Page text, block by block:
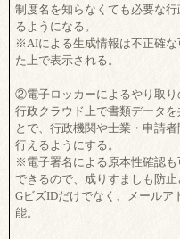
制度名を知らなくても必要な
るようになる。
※AIによる生成情報は不正確
た上で表示される。
②電子ロッカーによるやり取り
行政クラウド上で書類データ
とで、行政機関や士業・申請
行えるようにする。
※電子署名による原本性確認
できるので、成りすましも防止
GビズIDだけでなく、メール
能。